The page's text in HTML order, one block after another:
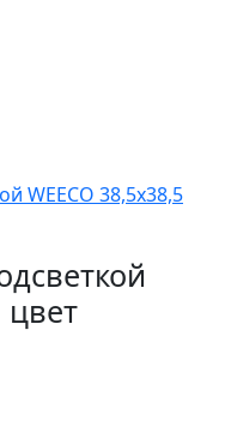
WEECO 38,5х38,5
цвет